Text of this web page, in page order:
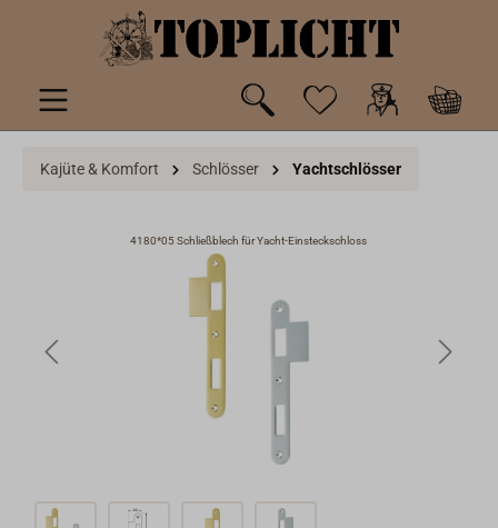
springen
Kajüte & Komfort Schlösser Yachtschlösser
4180*05 Schließblech für Yacht-Einsteckschloss